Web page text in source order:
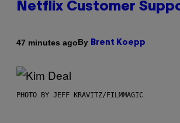
Netflix Customer
47 minutes agoBy Brent Koepp
PHOTO BY JEFF KRAVITZ/FILMMAGIC